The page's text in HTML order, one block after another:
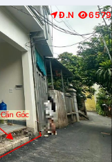
Đ.N 6579